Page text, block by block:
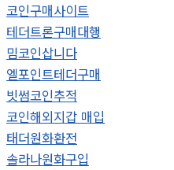
코인구매사이트
테더트론구매대행
밈코인삽니다
엘포인트테더구매
빗썸코인추적
코인해외지갑 매입
태더원화환전
솔라나원화구입